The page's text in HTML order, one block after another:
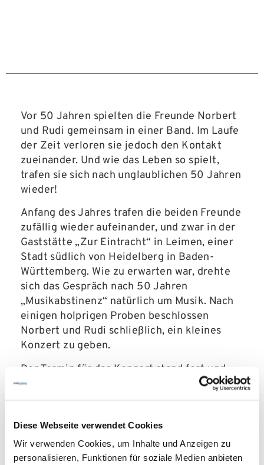
Diese Webseite verwendet Cookies
Wir verwenden Cookies, um Inhalte und Anzeigen zu
personalisieren, Funktionen für soziale Medien anbieten
Vor 50 Jahren spielten die Freunde Norbert
und Rudi gemeinsam in einer Band. Im Laufe
der Zeit verloren sie jedoch den Kontakt
zueinander. Und wie das Leben so spielt,
trafen sie sich nach unglaublichen 50 Jahren
wieder!
Anfang des Jahres trafen die beiden Freunde
zufällig wieder aufeinander, und zwar in der
Gaststätte „Zur Eintracht“ in Leimen, einer
Stadt südlich von Heidelberg in Baden-
Württemberg. Wie zu erwarten war, drehte
sich das Gespräch nach 50 Jahren
„Musikabstinenz“ natürlich um Musik. Nach
einigen holprigen Proben beschlossen
Norbert und Rudi schließlich, ein kleines
Konzert zu geben.
Der Termin für das Konzert stand fest und
das „Revival“ wurde bald zu einer
Norbert und Rudi für die José Carreras
Leukämie-Stiftung. Der Erlös konnte sich
sehen lassen: Während des kostenlosen